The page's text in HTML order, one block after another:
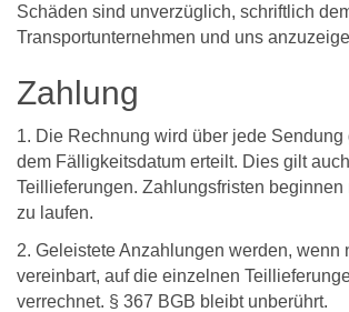
Schäden sind unverzüglich, schriftlich
Transportunternehmen und uns
Zahlung
1. Die Rechnung wird über jede Sendung
dem Fälligkeitsdatum erteilt. Dies gilt
Teillieferungen. Zahlungsfristen beginnen
zu laufen.
2. Geleistete Anzahlungen werden, wenn
vereinbart, auf die einzelnen
verrechnet. § 367 BGB bleibt unberührt.